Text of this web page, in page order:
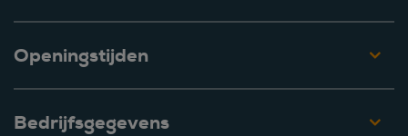
Openingstijden
Bedrijfsgegevens